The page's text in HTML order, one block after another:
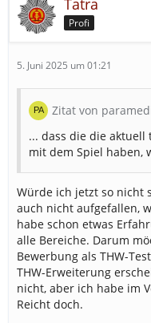
Tatra
Profi
5. Juni 2025 um 01:21
Zitat von
... dass die die
mit dem Spiel haben,
Würde ich jetzt so nicht
auch nicht aufgefallen,
habe schon etwas
alle Bereiche. Darum
Bewerbung als THW-
THW-Erweiterung
nicht, aber ich habe im
Reicht doch.